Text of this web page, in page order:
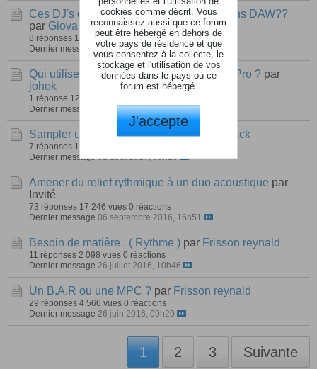
Ces DJ's qui nous (me) faisaient rêver sans DAW??
par Giova.44
8 réponses 192 vues 0 réactions
Dernier message
26 avril 2019, 08h28
Qui utilise le controleur Numark Mixtrack Pro ? par
johok
1 réponse 122 vues
Dernier message
27 février 2019, 08h29
Sampler un synthé hardware parTransblack
7 réponses 1 314 vues
Dernier message 02 août 2017, 08h26
Amener du relief rythmique à un duo acoustique par
Invité
73 réponses 17 246 vues 0 réactions
Dernier message 06 septembre 2016, 16h51
Besoin de matière . ( Rythme ) par Frisson reynald
11 réponses 2 098 vues 0 réactions
Dernier message 26 juillet 2016, 10h46
Un B.A.R ou une MPC ? par Frisson reynald
29 réponses 4 566 vues 0 réactions
Dernier message 26 juin 2016, 09h20
1 2 3 Suivante
cookies comme décrit. Vous
reconnaissez aussi que ce forum
peut être hébergé en dehors de
votre pays de résidence et que
vous consentez à la collecte, le
stockage et l'utilisation de vos
données dans le pays où ce
forum est hébergé.
J'accepte